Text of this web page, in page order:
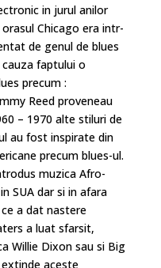
in jurul anilor
Chicago era intr-
de genul de blues
faptului o
precum :
Reed proveneau
– 1970 alte stiluri de
au fost inspirate din
precum blues-ul.
muzica Afro-
SUA dar si in afara
a dat nastere
a luat sfarsit,
Willie Dixon sau si Big
aceste